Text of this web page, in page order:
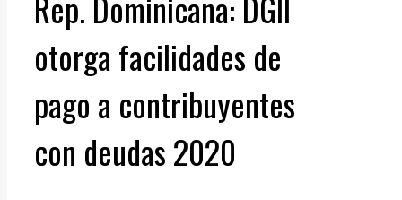
otorga facilidades de
pago a contribuyentes
con deudas 2020